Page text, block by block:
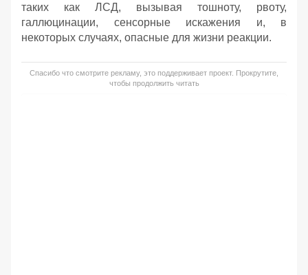
таких как ЛСД, вызывая тошноту, рвоту,
галлюцинации, сенсорные искажения и, в
некоторых случаях, опасные для жизни реакции.
Спасибо что смотрите рекламу, это поддерживает проект. Прокрутите,
чтобы продолжить читать